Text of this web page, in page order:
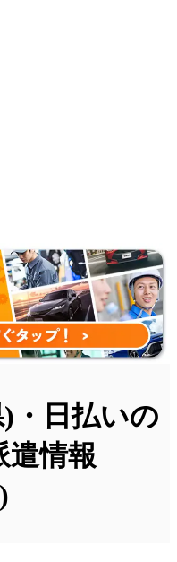
・日払いの
遣情報